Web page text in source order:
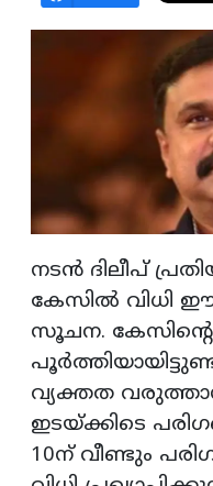
നടന്‍ ദിലീപ്
കേസില്‍ വിധി
സൂചന.
വ്യക്തത
ഇടയ്ക്കിടെ
10ന് വീണ്ടും